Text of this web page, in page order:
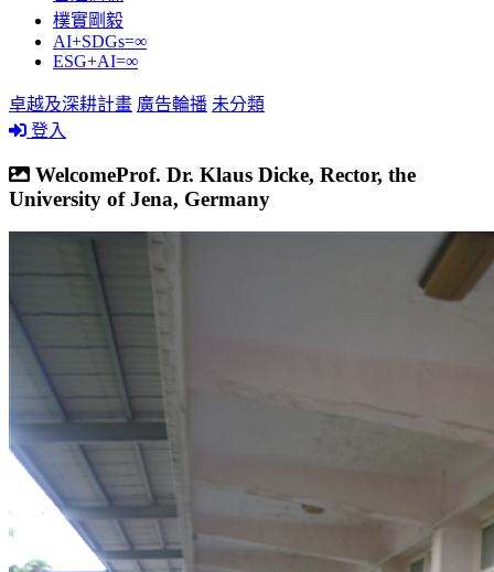
樸實剛毅
AI+SDGs=∞
ESG+AI=∞
卓越及深耕計畫 廣告輪播 未分類
登入
WelcomeProf. Dr. Klaus Dicke, Rector, the
University of Jena, Germany